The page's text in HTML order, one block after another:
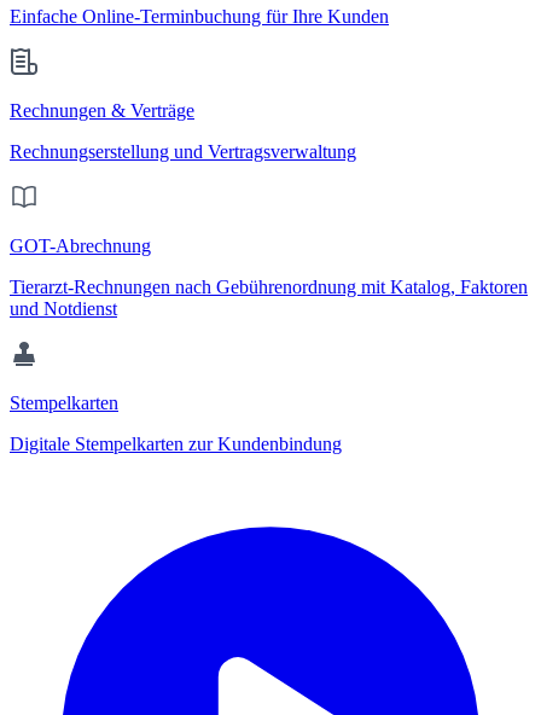
Einfache Online-Terminbuchung für Ihre Kunden
Rechnungen & Verträge
Rechnungserstellung und Vertragsverwaltung
GOT-Abrechnung
Tierarzt-Rechnungen nach Gebührenordnung mit Katalog, Faktoren
und Notdienst
Stempelkarten
Digitale Stempelkarten zur Kundenbindung